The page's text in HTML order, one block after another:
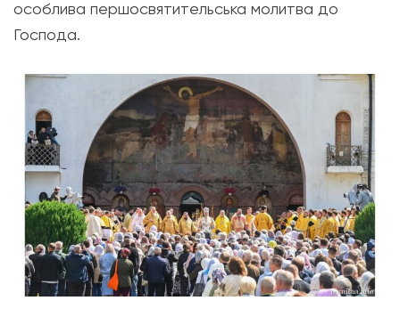
особлива першосвятительська молитва до
Господа.